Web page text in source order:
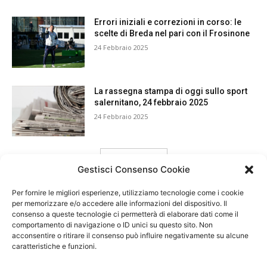
Gestisci Consenso Cookie
Per fornire le migliori esperienze, utilizziamo tecnologie come i cookie
per memorizzare e/o accedere alle informazioni del dispositivo. Il
consenso a queste tecnologie ci permetterà di elaborare dati come il
comportamento di navigazione o ID unici su questo sito. Non
acconsentire o ritirare il consenso può influire negativamente su alcune
caratteristiche e funzioni.
Errori iniziali e correzioni in corso: le
scelte di Breda nel pari con il Frosinone
24 Febbraio 2025
La rassegna stampa di oggi sullo sport
salernitano, 24 febbraio 2025
24 Febbraio 2025